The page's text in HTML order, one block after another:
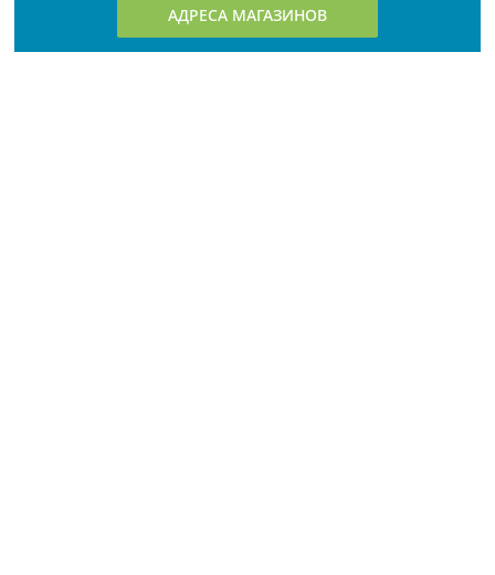
АДРЕСА МАГАЗИНОВ